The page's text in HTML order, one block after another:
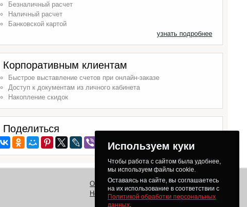
Безналичный расчет
Наличный расчет
Банковской картой
узнать подробнее
Корпоративным клиентам
Быстрое выставление счетов при онлайн-заказе
Доступ к документам из личного кабинета
Накопление скидок
Поделиться
О нас
Новости
Заказ
Оплата
Как получить товар
Доставка
Используем куки
Чтобы работа с сайтом была удобнее,
мы используем файлы cookie.
Оставаясь на сайте, вы соглашаетесь
на их использование в соответствии с
Политикой обработки персональных
данных.